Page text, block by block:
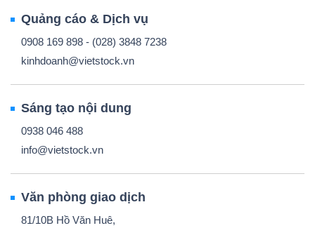
Quảng cáo & Dịch vụ
0908 169 898 - (028) 3848 7238
kinhdoanh@vietstock.vn
Sáng tạo nội dung
0938 046 488
info@vietstock.vn
Văn phòng giao dịch
81/10B Hồ Văn Huê,